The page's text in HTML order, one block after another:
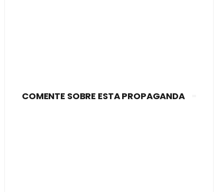
COMENTE SOBRE ESTA PROPAGANDA